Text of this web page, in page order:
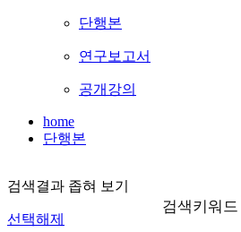
단행본
연구보고서
공개강의
home
단행본
검색결과 좁혀 보기
선택해제
검색키워드